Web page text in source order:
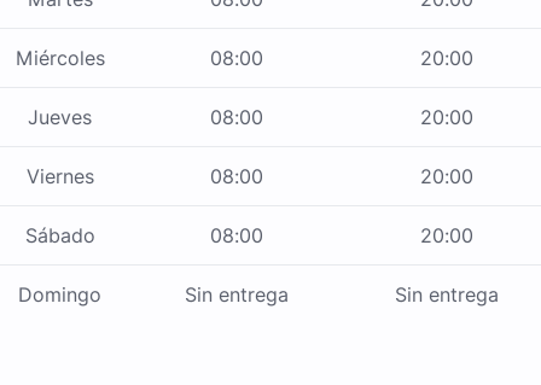
Miércoles 08:00 20:00
Jueves 08:00 20:00
Viernes 08:00 20:00
Sábado 08:00 20:00
Domingo Sin entrega Sin entrega